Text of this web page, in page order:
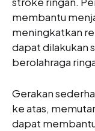
membantu
meningkatkan
dapat dilakukan
berolahraga
Gerakan
ke atas,
dapat